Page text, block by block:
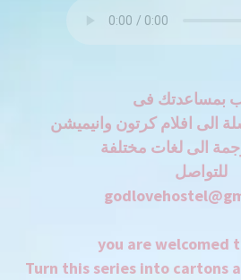
بمساعدتك فى
الى افلام كرتون وانيميشن
الى لغات مختلفة
للتواصل
you are welcomed
Turn this series into cartons